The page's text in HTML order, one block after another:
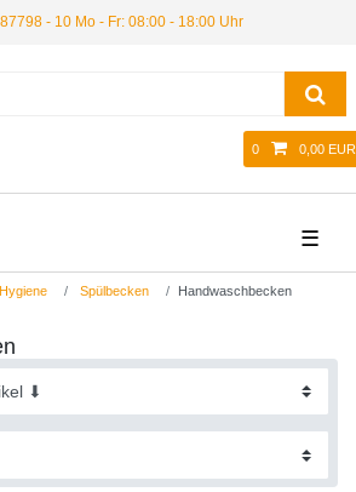
- 10 Mo - Fr: 08:00 - 18:00 Uhr
0 0,00 EUR
☰
Hygiene Spülbecken Handwaschbecken